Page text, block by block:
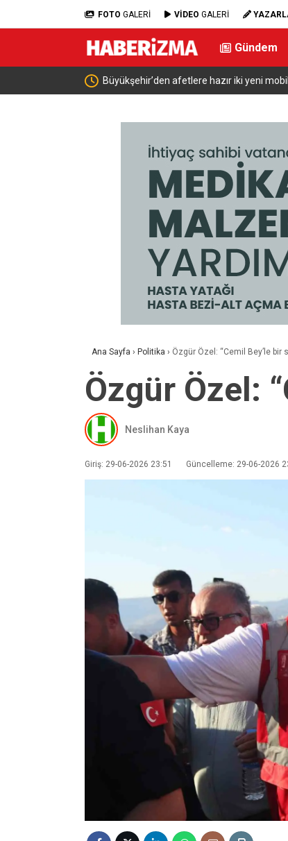
FOTO GALERİ VİDEO GALERİ
Gündem
Büyükşehir’den afetlere hazır iki yeni
Ana Sayfa › Politika › Özgür Özel: “Cemil Bey’le bir
Özgür Özel:
Neslihan Kaya
Giriş: 29-06-2026 23:51 Güncelleme: 29-06-2026